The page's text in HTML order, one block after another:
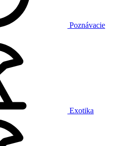
Poznávacie
Exotika